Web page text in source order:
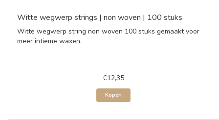
Witte wegwerp strings | non woven | 100 stuks
Witte wegwerp string non woven 100 stuks gemaakt voor
meer intieme waxen.
€12,35
Kopen